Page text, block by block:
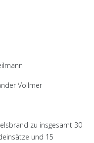
Vollmer
zu insgesamt 30
und 15